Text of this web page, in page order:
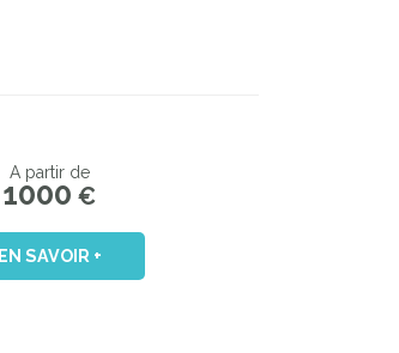
A partir de
1000 €
EN SAVOIR +